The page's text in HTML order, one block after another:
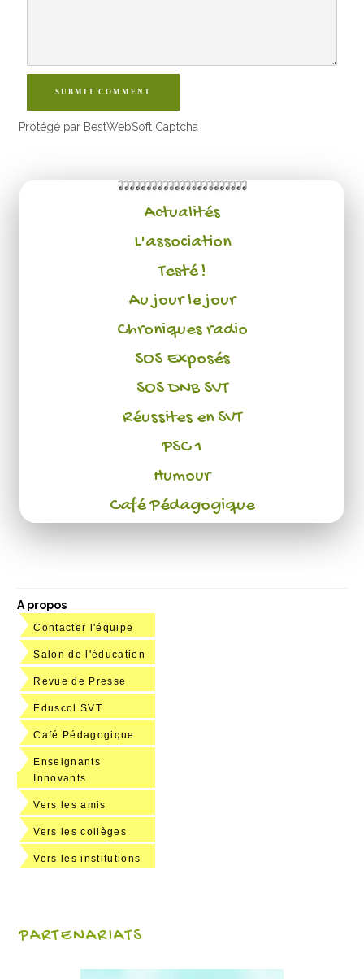
SUBMIT COMMENT
Protégé par BestWebSoft Captcha
Actualités
L'association
Testé !
Au jour le jour
Chroniques radio
SOS Exposés
SOS DNB SVT
Réussites en SVT
PSC 1
Humour
Café Pédagogique
A propos
Contacter l'équipe
Salon de l'éducation
Revue de Presse
Eduscol SVT
Café Pédagogique
Enseignants
Innovants
Vers les amis
Vers les collèges
Vers les institutions
PARTENARIATS